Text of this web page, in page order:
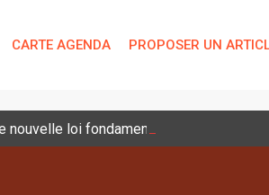
CARTE AGENDA PROPOSER UN
nouvelle loi fondamentale